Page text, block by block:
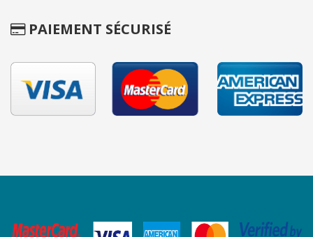
PAIEMENT SÉCURISÉ